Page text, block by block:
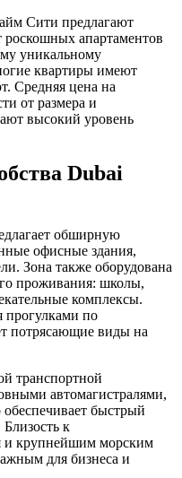
Сити предлагают
роскошных апартаментов
уникальному
квартиры имеют
Средняя цена на
от размера и
высокий уровень
Dubai
обширную
офисные здания,
Зона также оборудована
проживания: школы,
комплексы.
прогулками по
потрясающие виды на
транспортной
автомагистралями,
быстрый
к
и крупнейшим морским
для бизнеса и